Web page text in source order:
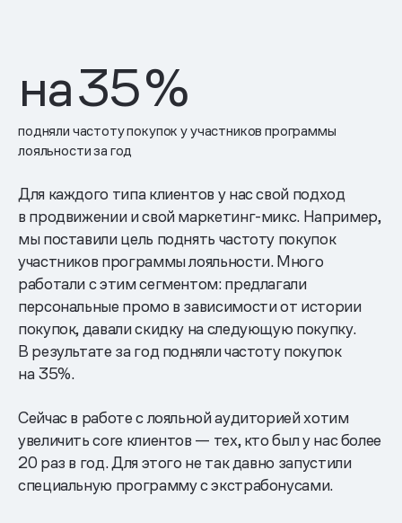
на35%
подняли частоту покупок у участников программы
лояльности за год
Для каждого типа клиентов у нас свой подход
в продвижении и свой маркетинг-микс. Например,
мы поставили цель поднять частоту покупок
участников программы лояльности. Много
работали с этим сегментом: предлагали
персональные промо в зависимости от истории
покупок, давали скидку на следующую покупку.
В результате за год подняли частоту покупок
на 35%.
Сейчас в работе с лояльной аудиторией хотим
увеличить core клиентов — тех, кто был у нас более
20 раз в год. Для этого не так давно запустили
специальную программу с экстрабонусами.